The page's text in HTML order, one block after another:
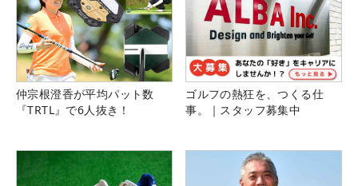
仲宗根澄香が平均パット数
『TRTL』で6人抜き！
ゴルフの熱狂を、つくる仕
事。｜スタッフ募集中